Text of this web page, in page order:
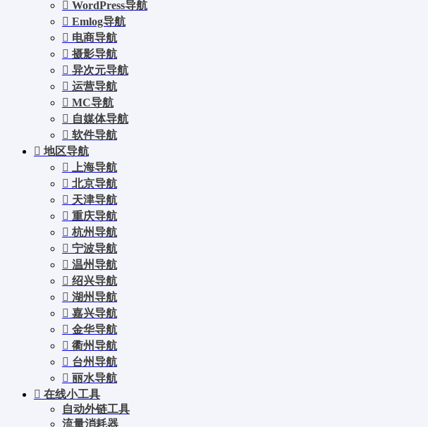
WordPress导航
Emlog导航
电商导航
摄影导航
异次元导航
运营导航
MC导航
自媒体导航
软件导航
地区导航
上海导航
北京导航
天津导航
重庆导航
杭州导航
宁波导航
温州导航
绍兴导航
湖州导航
嘉兴导航
金华导航
衢州导航
台州导航
丽水导航
在线小工具
自动外链工具
流量消耗器